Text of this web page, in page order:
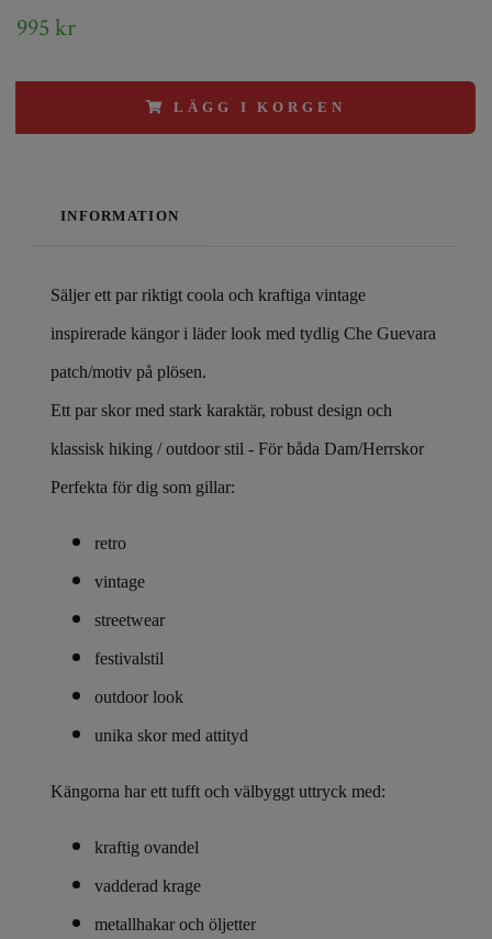
995 kr
LÄGG I KORGEN
INFORMATION
Säljer ett par riktigt coola och kraftiga vintage
inspirerade kängor i läder look med tydlig Che Guevara
patch/motiv på plösen.
Ett par skor med stark karaktär, robust design och
klassisk hiking / outdoor stil - För båda Dam/Herrskor
Perfekta för dig som gillar:
retro
vintage
streetwear
festivalstil
outdoor look
unika skor med attityd
Kängorna har ett tufft och välbyggt uttryck med:
kraftig ovandel
vadderad krage
metallhakar och öljetter